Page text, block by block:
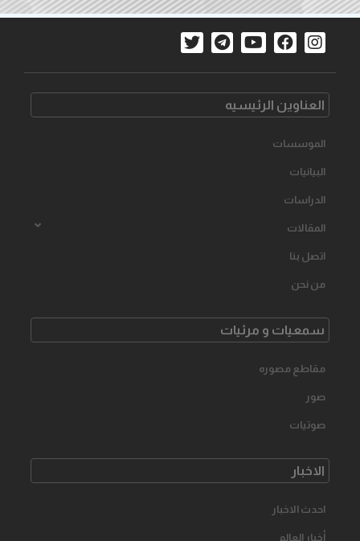
العناوین الرئیسیه
الموسسات
البیانیات
الدراسات
المقالات
اتصل بنا
من نحن
سمعیات و مرئیات
مقاطع مصوره
صور
صوتیات
الاخبار
احدث الاخبار
أخبار العالم